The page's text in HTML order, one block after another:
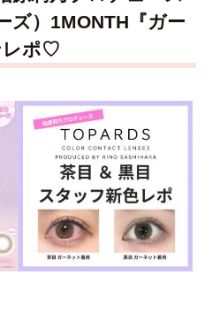
ズ）1MONTH『ガー
レポ♡